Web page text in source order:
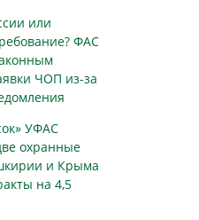
или
ФАС
ЧОП из-за
УФАС
охранные
и Крыма
на 4,5